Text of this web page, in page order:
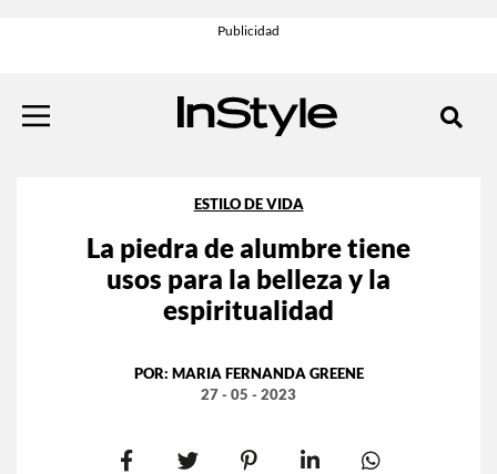
ESTILO DE VIDA
La piedra de alumbre tiene
usos para la belleza y la
espiritualidad
POR: MARIA FERNANDA GREENE
27 - 05 - 2023